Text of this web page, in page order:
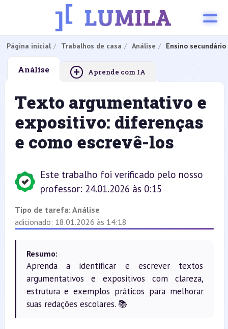
Página inicial Trabalhos de casa Análise Ensino secundário
Análise + Aprende com IA
Texto argumentativo e
expositivo: diferenças
e como escrevê-los
Este trabalho foi verificado pelo nosso
professor: 24.01.2026 às 0:15
Tipo de tarefa: Análise
adicionado: 18.01.2026 às 14:18
Resumo:
Aprenda a identificar e escrever textos
argumentativos e expositivos com clareza,
estrutura e exemplos práticos para melhorar
suas redações escolares. 📚